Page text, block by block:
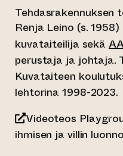
Tehdasrakennuksen
Renja Leino (s.
kuvataiteilija sekä
perustaja ja johtaja.
Kuvataiteen
lehtorina 1998-2023.
Videoteos
ihmisen ja villin